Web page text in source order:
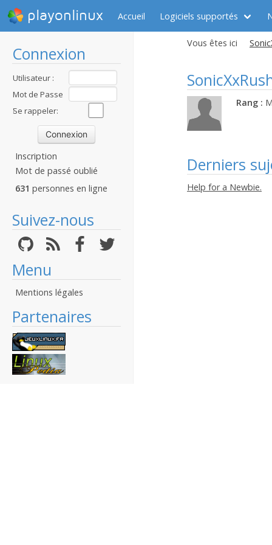
playonlinux Accueil Logiciels supportés
Connexion
Utilisateur :
Mot de Passe
:Se rappeler:
Inscription
Mot de passé oublié
631 personnes en ligne
Suivez-nous
Menu
Mentions légales
Partenaires
Vous êtes ici
Rang :
Derniers
Help for a Newbie.